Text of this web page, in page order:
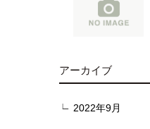
アーカイブ
2022年9月